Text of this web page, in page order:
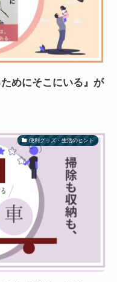
めにそこにいる』が
便利グッズ・生活のヒント